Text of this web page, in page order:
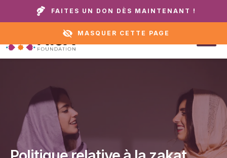
Appelez notre domicile ou notre service
d'assistance :
+1 888 711
FAITES UN DON DÈS MAINTENANT !
MASQUER CETTE PAGE